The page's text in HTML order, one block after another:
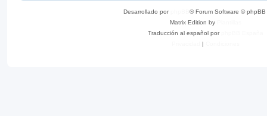
Desarrollado por
® Forum Software © phpBB
Matrix Edition by
Traducción al español por
|